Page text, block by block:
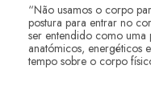
“Não usamos o corpo
postura para entrar no
ser entendido como uma
anatómicos, energéticos
tempo sobre o corpo